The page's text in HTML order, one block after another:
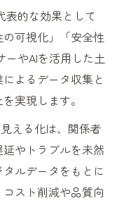
表的な効果として
の可視化」「安全性
ーやAIを活用した土
よるデータ収集と
実現します。
える化は、関係者
やトラブルを未然
ルデータをもとに
スト削減や品質向